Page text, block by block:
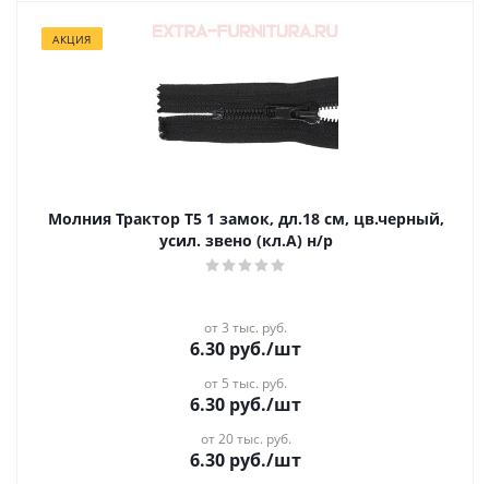
АКЦИЯ
Молния Трактор Т5 1 замок, дл.18 см, цв.черный,
усил. звено (кл.А) н/р
от 3 тыс. руб.
6.30 руб./шт
от 5 тыс. руб.
6.30 руб./шт
от 20 тыс. руб.
6.30 руб./шт